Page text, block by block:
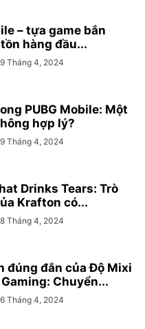
– tựa game bắn
hàng đầu...
Tháng 4, 2024
PUBG Mobile: Một
hợp lý?
Tháng 4, 2024
Drinks Tears: Trò
Krafton có...
Tháng 4, 2024
đúng đắn của Độ Mixi
Chuyển...
Tháng 4, 2024